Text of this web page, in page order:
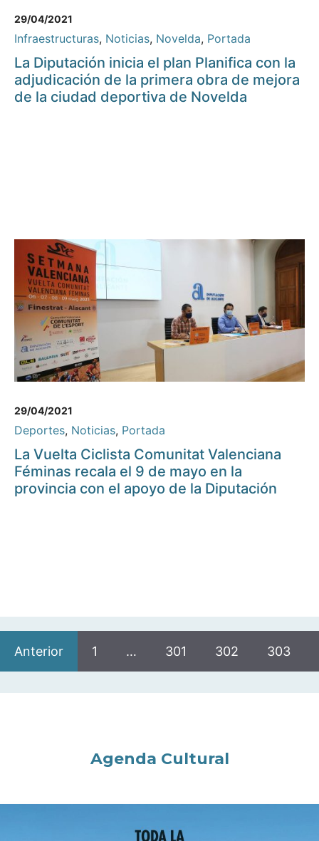
29/04/2021
Infraestructuras, Noticias, Novelda, Portada
La Diputación inicia el plan Planifica con la
adjudicación de la primera obra de mejora
de la ciudad deportiva de Novelda
29/04/2021
Deportes, Noticias, Portada
La Vuelta Ciclista Comunitat Valenciana
Féminas recala el 9 de mayo en la
provincia con el apoyo de la Diputación
Anterior 1 … 301 302 303
Agenda Cultural